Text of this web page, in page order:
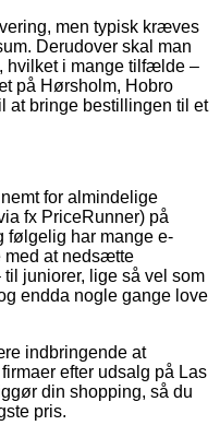
men typisk kræves
Derudover skal man
hvilket i mange tilfælde –
på Hørsholm, Hobro
at bringe bestillingen til et
for almindelige
fx PriceRunner) på
følgelig har mange e-
med at nedsætte
juniorer, lige så vel som
endda nogle gange love
indbringende at
efter udsalg på Las
din shopping, så du
pris.